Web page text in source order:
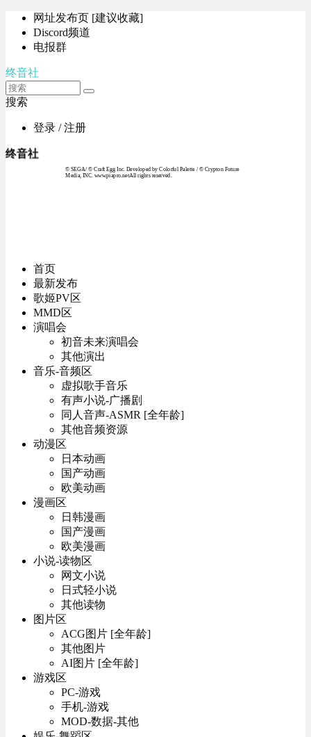
网址发布页 [建议收藏]
Discord频道
电报群
终音社
搜索
登录 / 注册
终音社
© SEGA / © Craft Egg Inc. Developed by Colorful Palette / © Crypton Future
Media, INC. www.piapro.netAll rights reserved.
首页
最新发布
歌姬PV区
MMD区
演唱会
初音未来演唱会
其他演出
音乐-音频区
虚拟歌手音乐
有声小说-广播剧
同人音声-ASMR [全年龄]
其他音频资源
动漫区
日本动画
国产动画
欧美动画
漫画区
日韩漫画
国产漫画
欧美漫画
小说-读物区
网文小说
日式轻小说
其他读物
图片区
ACG图片 [全年龄]
其他图片
AI图片 [全年龄]
游戏区
PC-游戏
手机-游戏
MOD-数据-其他